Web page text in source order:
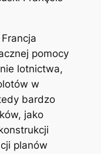
pomocy
lotnictwa,
w
bardzo
jako
planów